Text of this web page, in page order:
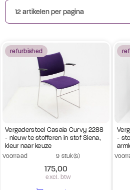
Slede(6)
4-poots
Stoel eigenschap
Stapel- en koppelbaar
Stapelbaar
Kleur lak
Aluminium(1)
refurbished
Vergaderstoel Casala Curvy 2288
- nieuw te stofferen in stof Siena,
kleur naar keuze
Voorraad 9 stuk(s)
175,00
excl. btw
-